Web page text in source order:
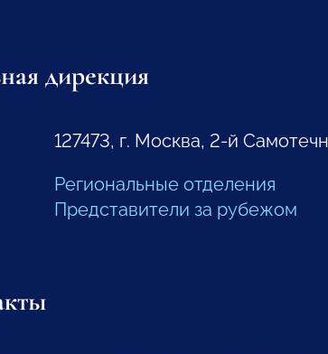
дирекция
127473, г. Москва, 2-й
Региональные отделения
Представители за рубежом